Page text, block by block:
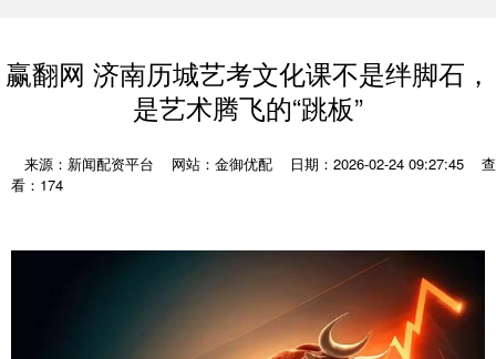
赢翻网 济南历城艺考文化课不是绊脚石，
是艺术腾飞的“跳板”
来源：新闻配资平台 网站：金御优配 日期：2026-02-24 09:27:45
查
看：174